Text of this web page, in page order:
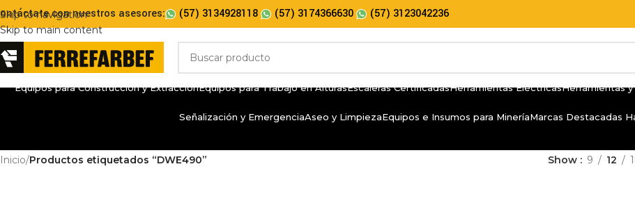
Skip to navigation
Skip to main content
con nuestros asesores: (57) 3134928118 (57) 3174366630 (57) 3123042236
Equipos para Construcción y ExtracciónEquipos para Trabajo en AlturasEscaleras CertificadasHerramientas EléctricasHerramientas
Señalización y EmergenciaAseo y LimpiezaEquipos e Insumos para MineríaMarcas Destacadas
Inicio/Productos etiquetados “DWE490” Show 9 12